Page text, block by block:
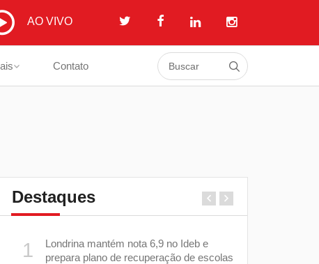
AO VIVO
Contato
Destaques
1
Londrina mantém nota 6,9 no Ideb e
prepara plano de recuperação de escolas